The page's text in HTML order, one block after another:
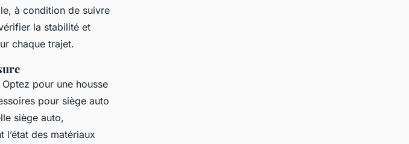
à condition de suivre
la stabilité et
chaque trajet.
pour une housse
pour siège auto
siège auto,
des matériaux